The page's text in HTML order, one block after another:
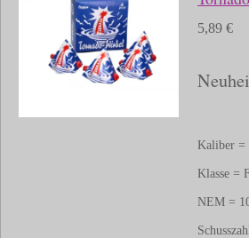
5,89 €
Kaliber =
Klasse =
NEM =